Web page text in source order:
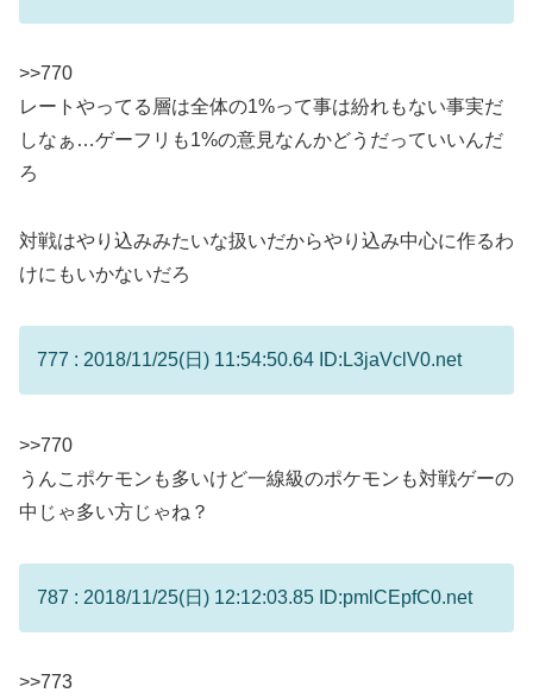
>>770
レートやってる層は全体の1%って事は紛れもない事実だ
しなぁ…ゲーフリも1%の意見なんかどうだっていいんだ
ろ
対戦はやり込みみたいな扱いだからやり込み中心に作るわ
けにもいかないだろ
777 : 2018/11/25(日) 11:54:50.64 ID:L3jaVclV0.net
>>770
うんこポケモンも多いけど一線級のポケモンも対戦ゲーの
中じゃ多い方じゃね？
787 : 2018/11/25(日) 12:12:03.85 ID:pmlCEpfC0.net
>>773